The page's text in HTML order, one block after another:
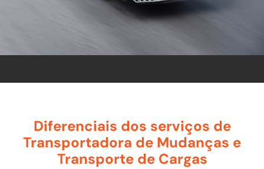
Diferenciais dos serviços de
Transportadora de Mudanças e
Transporte de Cargas